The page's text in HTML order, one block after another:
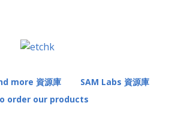
more 資源庫
SAM Labs 資源庫
order our products